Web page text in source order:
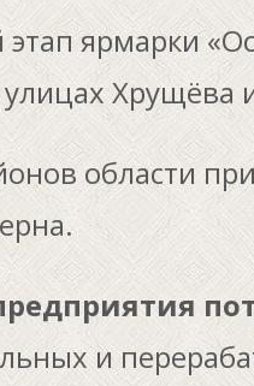
ярмарки
области
и